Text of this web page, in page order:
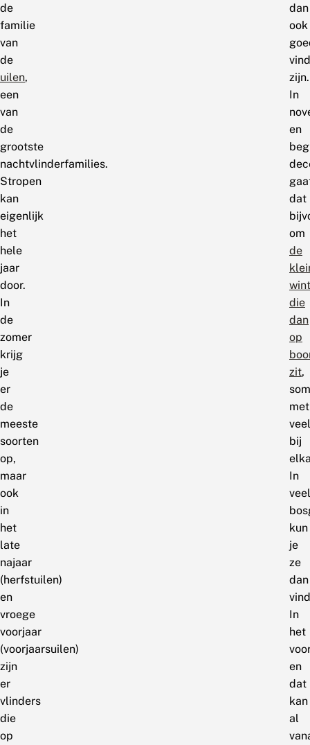
de
familie
van
de
uilen,
een
van
de
grootste
nachtvlinderfamilies.
Stropen
kan
eigenlijk
het
hele
jaar
door.
In
de
zomer
krijg
je
er
de
meeste
soorten
op,
maar
ook
in
het
late
najaar
(herfstuilen)
en
vroege
voorjaar
(voorjaarsuilen)
zijn
er
vlinders
die
op
dan
ook
zijn.
In
en
dat
om
de
die
dan
op
zit,
met
veel
bij
In
veel
kun
je
ze
dan
In
het
en
dat
kan
al